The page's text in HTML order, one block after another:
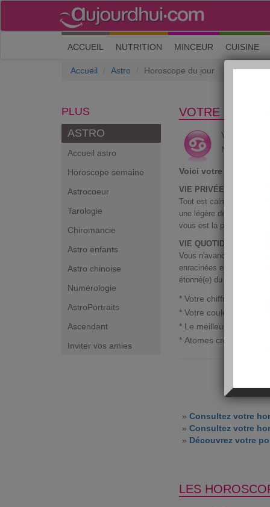
ACCUEIL (current)
NUTRITION MINCEUR CUISINE
Accueil Astro Horoscope du jour
PLUS
ASTRO
Accueil astro
Horoscope semaine
Astrocoeur
Tarologie
Chiromancie
Astro enfants
Astro chinoise
Numérologie
AstroPortraits
Ascendant
Inviter vos amies
VOTRE
Vous êtes
Né entre le
Voici votre horoscope
VIE PRIVÉE :
Tout est calme et
une légère déception qui
vous est la plus proche,
VIE QUOTIDIENNE :
Vous n'avancerez guère
enracinées en vous. Si
étonné(e) du résultat. Ne
* Votre chiffre porte-
* Votre couleur du jour
* Le meilleur moment
* Atomes crochus :
» Consultez votre
» Consultez votre
» Découvrez votre
LES